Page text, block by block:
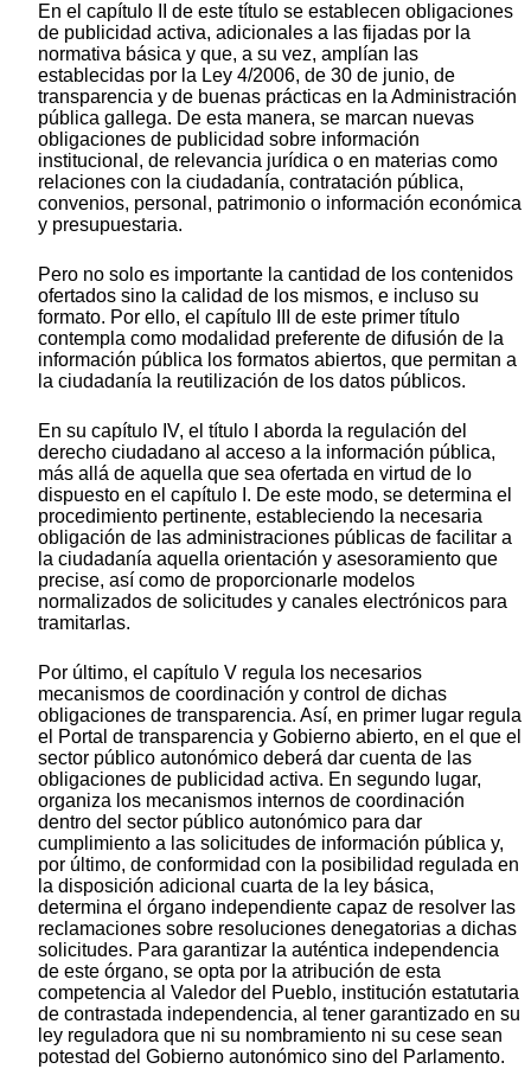
En el capítulo II de este título se establecen obligaciones
de publicidad activa, adicionales a las fijadas por la
normativa básica y que, a su vez, amplían las
establecidas por la Ley 4/2006, de 30 de junio, de
transparencia y de buenas prácticas en la Administración
pública gallega. De esta manera, se marcan nuevas
obligaciones de publicidad sobre información
institucional, de relevancia jurídica o en materias como
relaciones con la ciudadanía, contratación pública,
convenios, personal, patrimonio o información económica
y presupuestaria.
Pero no solo es importante la cantidad de los contenidos
ofertados sino la calidad de los mismos, e incluso su
formato. Por ello, el capítulo III de este primer título
contempla como modalidad preferente de difusión de la
información pública los formatos abiertos, que permitan a
la ciudadanía la reutilización de los datos públicos.
En su capítulo IV, el título I aborda la regulación del
derecho ciudadano al acceso a la información pública,
más allá de aquella que sea ofertada en virtud de lo
dispuesto en el capítulo I. De este modo, se determina el
procedimiento pertinente, estableciendo la necesaria
obligación de las administraciones públicas de facilitar a
la ciudadanía aquella orientación y asesoramiento que
precise, así como de proporcionarle modelos
normalizados de solicitudes y canales electrónicos para
tramitarlas.
Por último, el capítulo V regula los necesarios
mecanismos de coordinación y control de dichas
obligaciones de transparencia. Así, en primer lugar regula
el Portal de transparencia y Gobierno abierto, en el que el
sector público autonómico deberá dar cuenta de las
obligaciones de publicidad activa. En segundo lugar,
organiza los mecanismos internos de coordinación
dentro del sector público autonómico para dar
cumplimiento a las solicitudes de información pública y,
por último, de conformidad con la posibilidad regulada en
la disposición adicional cuarta de la ley básica,
determina el órgano independiente capaz de resolver las
reclamaciones sobre resoluciones denegatorias a dichas
solicitudes. Para garantizar la auténtica independencia
de este órgano, se opta por la atribución de esta
competencia al Valedor del Pueblo, institución estatutaria
de contrastada independencia, al tener garantizado en su
ley reguladora que ni su nombramiento ni su cese sean
potestad del Gobierno autonómico sino del Parlamento.